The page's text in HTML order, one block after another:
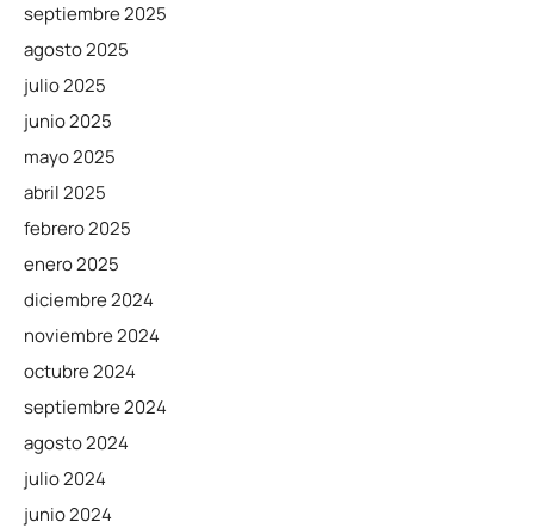
septiembre 2025
agosto 2025
julio 2025
junio 2025
mayo 2025
abril 2025
febrero 2025
enero 2025
diciembre 2024
noviembre 2024
octubre 2024
septiembre 2024
agosto 2024
julio 2024
junio 2024